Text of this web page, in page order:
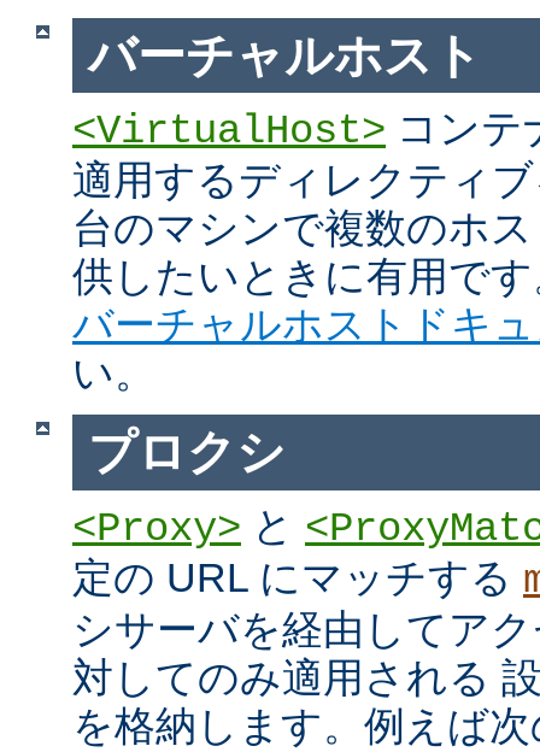
バーチャルホスト
<VirtualHost> コンテ
適用するディレクティ
台のマシンで複数のホ
供したいときに有用で
バーチャルホストドキ
い。
プロクシ
<Proxy> と
定の URL にマッチする
シサーバを経由してア
対してのみ適用される
を格納します。例えば